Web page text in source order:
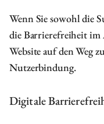
Wenn Sie sowohl die
die Barrierefreiheit im
Website auf den Weg
Nutzerbindung.
Digitale